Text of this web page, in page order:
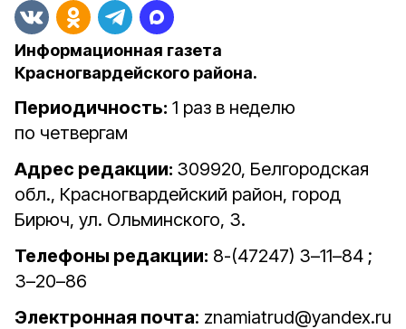
Информационная газета
Красногвардейского района.
Периодичность: 1 раз в неделю
по четвергам
Адрес редакции: 309920, Белгородская
обл., Красногвардейский район, город
Бирюч, ул. Ольминского, 3.
Телефоны редакции: 8-(47247) 3–11–84 ;
3–20–86
Электронная почта: znamiatrud@yandex.ru